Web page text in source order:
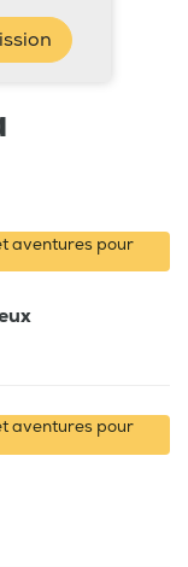
aventures pour
aventures pour